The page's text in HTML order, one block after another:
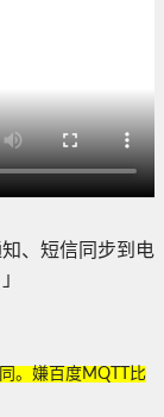
、短信同步到电
。嫌百度MQTT比